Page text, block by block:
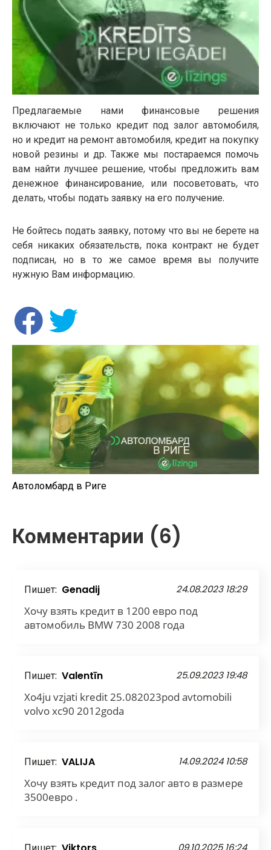
Предлагаемые нами финансовые решения
включают не только кредит под залог автомобиля,
но и кредит на ремонт автомобиля, кредит на покупку
новой резины и др. Также мы постараемся помочь
вам найти лучшее решение, чтобы предложить вам
денежное финансирование, или посоветовать, что
делать, чтобы подать заявку на его получение.
Не бойтесь подать заявку, потому что вы не берете на
себя никаких обязательств, пока контракт не будет
подписан, но в то же самое время вы получите
нужную Вам информацию.
Автоломбард в Риге
Комментарии (6)
Пишет: Genadij 24.08.2023 18:29
Хочу взять кредит в 1200 евро под
автомобиль BMW 730 2008 года
Пишет: Valentīn 25.09.2023 19:48
Xo4ju vzjati kredit 25.082023pod avtomobili
volvo xc90 2012goda
Пишет: VALIJA 14.09.2024 10:58
Хочу взять кредит под залог авто в размере
3500евро .
09.10.2025 16:24